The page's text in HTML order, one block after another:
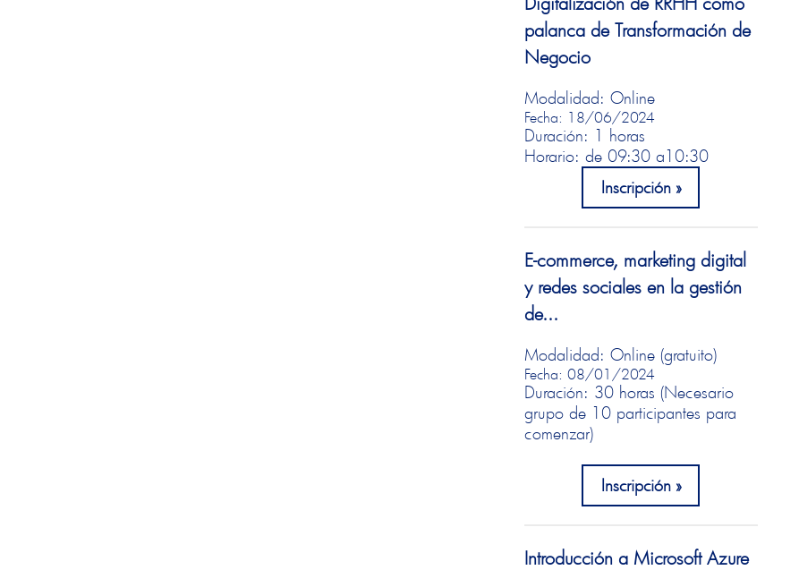
palanca de Transformación de
Negocio
Modalidad: Online
Fecha: 18/06/2024
Duración: 1 horas
Horario: de 09:30 a10:30
Inscripción
E-commerce, marketing digital
y redes sociales en la gestión
de...
Modalidad: Online (gratuito)
Fecha: 08/01/2024
Duración: 30 horas (Necesario
grupo de 10 participantes para
comenzar)
Inscripción
Introducción a Microsoft Azure